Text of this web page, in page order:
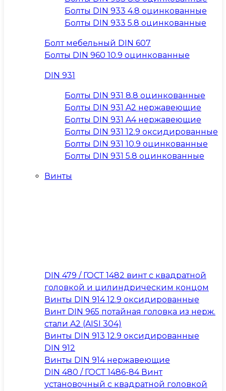
Болты DIN 933 4.8 оцинкованные
Болты DIN 933 5.8 оцинкованные
Болт мебельный DIN 607
Болты DIN 960 10.9 оцинкованные
DIN 931
Болты DIN 931 8.8 оцинкованные
Болты DIN 931 A2 нержавеющие
Болты DIN 931 A4 нержавеющие
Болты DIN 931 12.9 оксидированные
Болты DIN 931 10.9 оцинкованные
Болты DIN 931 5.8 оцинкованные
Винты
DIN 479 / ГОСТ 1482 винт с квадратной
головкой и цилиндрическим концом
Винты DIN 914 12.9 оксидированные
Винт DIN 965 потайная головка из нерж.
стали A2 (AISI 304)
Винты DIN 913 12.9 оксидированные
DIN 912
Винты DIN 914 нержавеющие
DIN 480 / ГОСТ 1486-84 Винт
установочный с квадратной головкой